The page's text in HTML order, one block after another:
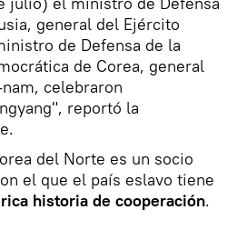
general del Ejército
de Defensa de la
de Corea, general
celebraron
reportó la
del Norte es un socio
el que el país eslavo tiene
historia de cooperación.